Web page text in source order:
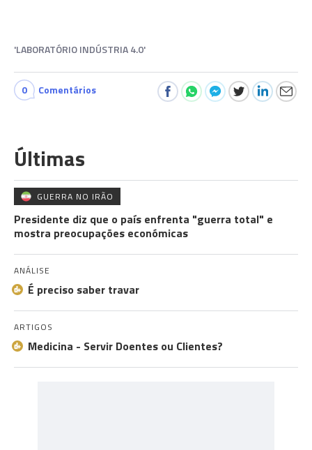
'LABORATÓRIO INDÚSTRIA 4.0'
0 Comentários
Últimas
GUERRA NO IRÃO
Presidente diz que o país enfrenta "guerra total" e
mostra preocupações económicas
ANÁLISE
É preciso saber travar
ARTIGOS
Medicina - Servir Doentes ou Clientes?